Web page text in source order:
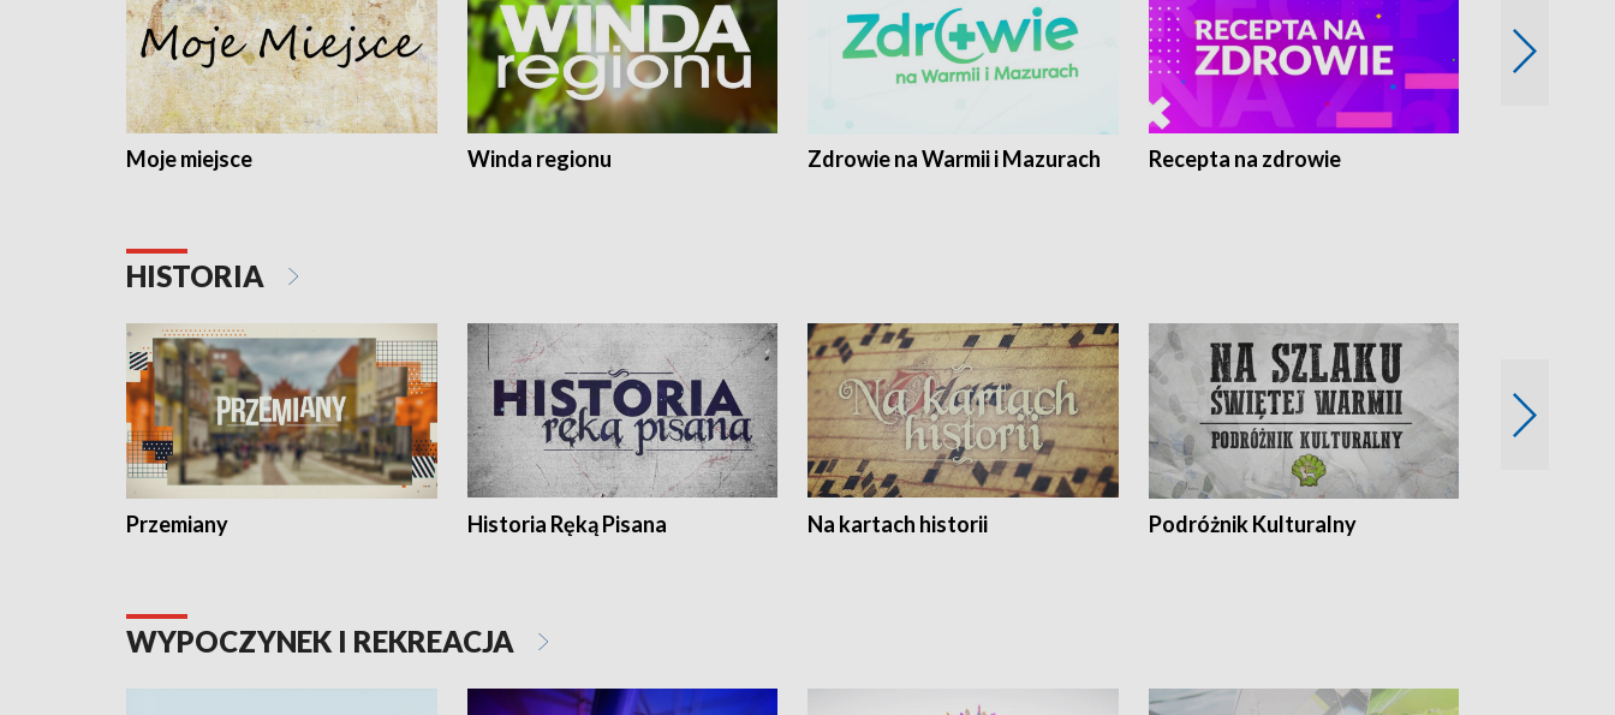
Moje miejsce Winda regionu Zdrowie na Warmii i Mazurach Recepta na zdrowie
HISTORIA
Przemiany Historia Ręką Pisana Na kartach historii Podróżnik Kulturalny
WYPOCZYNEK I REKREACJA